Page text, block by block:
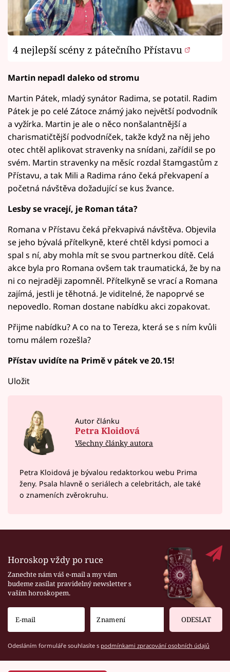
4 nejlepší scény z pátečního Přístavu
Martin nepadl daleko od stromu
Martin Pátek, mladý synátor Radima, se potatil. Radim
Pátek je po celé Zátoce známý jako největší podvodník
a vyžírka. Martin je ale o něco nonšalantnější a
charismatičtější podvodníček, takže když na něj jeho
otec chtěl aplikovat stravenky na snídani, zařídil se po
svém. Martin stravenky na měsíc rozdal štamgastům z
Přístavu, a tak Mili a Radima ráno čeká překvapení a
početná návštěva dožadující se kus žvance.
Lesby se vracejí, je Roman táta?
Romana v Přístavu čeká překvapivá návštěva. Objevila
se jeho bývalá přítelkyně, které chtěl kdysi pomoci a
spal s ní, aby mohla mít se svou partnerkou dítě. Celá
akce byla pro Romana ovšem tak traumatická, že by na
ni co nejraději zapomněl. Přítelkyně se vrací a Romana
zajímá, jestli je těhotná. Je viditelné, že napoprvé se
nepovedlo. Roman dostane nabídku akci zopakovat.
Přijme nabídku? A co na to Tereza, která se s ním kvůli
tomu málem rozešla?
Přístav uvidíte na Primě v pátek ve 20.15!
Uložit
Autor článku
Petra Kloidová
Všechny články autora
Petra Kloidová je bývalou redaktorkou webu Prima
ženy. Psala hlavně o seriálech a celebritách, ale také
o znameních zvěrokruhu.
Horoskop vždy po ruce
Zanechte nám váš e-mail a my vám
budeme zasílat pravidelný newsletter s
vaším horoskopem.
ODESLAT
Odesláním formuláře souhlasíte s podmínkami zpracování osobních údajů